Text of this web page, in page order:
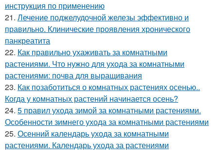
инструкция по применению
21. Лечение поджелудочной железы эффективно и
правильно. Клинические проявления хронического
панкреатита
22. Как правильно ухаживать за комнатными
растениями. Что нужно для ухода за комнатными
растениями: почва для выращивания
23. Как позаботиться о комнатных растениях осенью..
Когда у комнатных растений начинается осень?
24. 5 правил ухода зимой за комнатными растениями.
Особенности зимнего ухода за комнатными растениями
25. Осенний календарь ухода за комнатными
растениями. Календарь ухода за растениями